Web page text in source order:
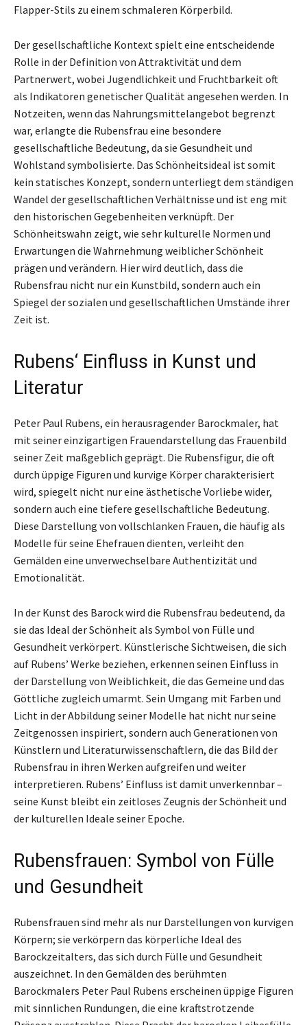
Flapper-Stils zu einem schmaleren Körperbild.
Der gesellschaftliche Kontext spielt eine entscheidende
Rolle in der Definition von Attraktivität und dem
Partnerwert, wobei Jugendlichkeit und Fruchtbarkeit oft
als Indikatoren genetischer Qualität angesehen werden. In
Notzeiten, wenn das Nahrungsmittelangebot begrenzt
war, erlangte die Rubensfrau eine besondere
gesellschaftliche Bedeutung, da sie Gesundheit und
Wohlstand symbolisierte. Das Schönheitsideal ist somit
kein statisches Konzept, sondern unterliegt dem ständigen
Wandel der gesellschaftlichen Verhältnisse und ist eng mit
den historischen Gegebenheiten verknüpft. Der
Schönheitswahn zeigt, wie sehr kulturelle Normen und
Erwartungen die Wahrnehmung weiblicher Schönheit
prägen und verändern. Hier wird deutlich, dass die
Rubensfrau nicht nur ein Kunstbild, sondern auch ein
Spiegel der sozialen und gesellschaftlichen Umstände ihrer
Zeit ist.
Rubens‘ Einfluss in Kunst und
Literatur
Peter Paul Rubens, ein herausragender Barockmaler, hat
mit seiner einzigartigen Frauendarstellung das Frauenbild
seiner Zeit maßgeblich geprägt. Die Rubensfigur, die oft
durch üppige Figuren und kurvige Körper charakterisiert
wird, spiegelt nicht nur eine ästhetische Vorliebe wider,
sondern auch eine tiefere gesellschaftliche Bedeutung.
Diese Darstellung von vollschlanken Frauen, die häufig als
Modelle für seine Ehefrauen dienten, verleiht den
Gemälden eine unverwechselbare Authentizität und
Emotionalität.
In der Kunst des Barock wird die Rubensfrau bedeutend, da
sie das Ideal der Schönheit als Symbol von Fülle und
Gesundheit verkörpert. Künstlerische Sichtweisen, die sich
auf Rubens’ Werke beziehen, erkennen seinen Einfluss in
der Darstellung von Weiblichkeit, die das Gemeine und das
Göttliche zugleich umarmt. Sein Umgang mit Farben und
Licht in der Abbildung seiner Modelle hat nicht nur seine
Zeitgenossen inspiriert, sondern auch Generationen von
Künstlern und Literaturwissenschaftlern, die das Bild der
Rubensfrau in ihren Werken aufgreifen und weiter
interpretieren. Rubens’ Einfluss ist damit unverkennbar –
seine Kunst bleibt ein zeitloses Zeugnis der Schönheit und
der kulturellen Ideale seiner Epoche.
Rubensfrauen: Symbol von Fülle
und Gesundheit
Rubensfrauen sind mehr als nur Darstellungen von kurvigen
Körpern; sie verkörpern das körperliche Ideal des
Barockzeitalters, das sich durch Fülle und Gesundheit
auszeichnet. In den Gemälden des berühmten
Barockmalers Peter Paul Rubens erscheinen üppige Figuren
mit sinnlichen Rundungen, die eine kraftstrotzende